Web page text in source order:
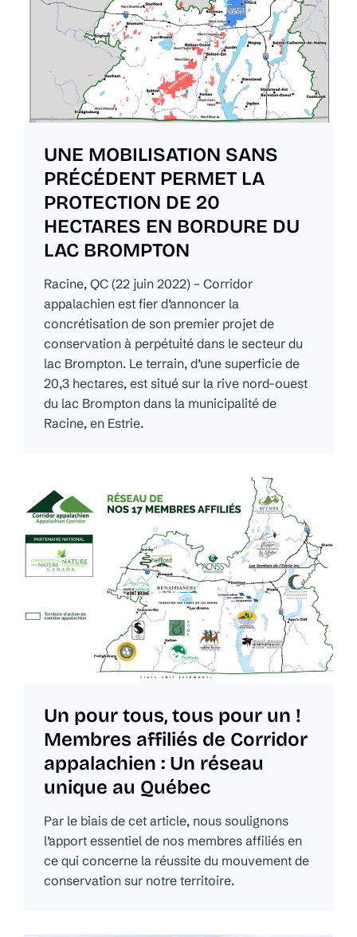
UNE MOBILISATION SANS
PRÉCÉDENT PERMET LA
PROTECTION DE 20
HECTARES EN BORDURE DU
LAC BROMPTON
Racine, QC (22 juin 2022) – Corridor
appalachien est fier d’annoncer la
concrétisation de son premier projet de
conservation à perpétuité dans le secteur du
lac Brompton. Le terrain, d’une superficie de
20,3 hectares, est situé sur la rive nord-ouest
du lac Brompton dans la municipalité de
Racine, en Estrie.
Un pour tous, tous pour un !
Membres affiliés de Corridor
appalachien : Un réseau
unique au Québec
Par le biais de cet article, nous soulignons
l’apport essentiel de nos membres affiliés en
ce qui concerne la réussite du mouvement de
conservation sur notre territoire.